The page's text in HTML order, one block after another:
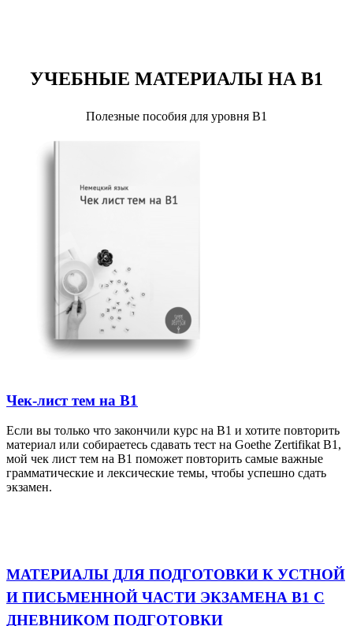
УЧЕБНЫЕ МАТЕРИАЛЫ НА B1
Полезные пособия для уровня B1
Чек-лист тем на B1
Если вы только что закончили курс на B1 и хотите повторить
материал или собираетесь сдавать тест на Goethe Zertifikat B1,
мой чек лист тем на B1 поможет повторить самые важные
грамматические и лексические темы, чтобы успешно сдать
экзамен.
МАТЕРИАЛЫ ДЛЯ ПОДГОТОВКИ К УСТНОЙ
И ПИСЬМЕННОЙ ЧАСТИ ЭКЗАМЕНА B1 С
ДНЕВНИКОМ ПОДГОТОВКИ